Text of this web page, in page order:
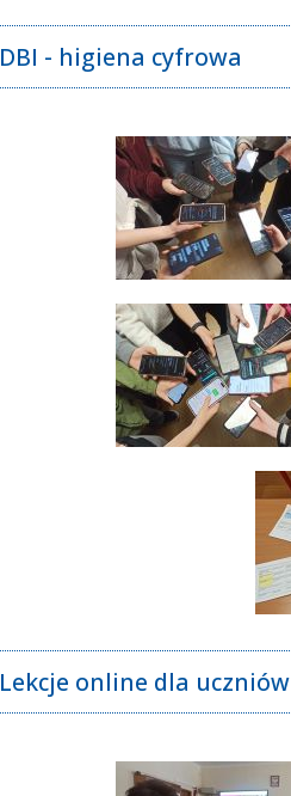
DBI - higiena cyfrowa
Lekcje online dla uczniów